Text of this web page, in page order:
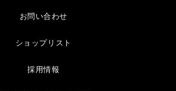
お問い合わせ
ショップリスト
採用情報